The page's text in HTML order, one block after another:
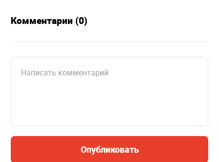
Комментарии (0)
Опубликовать